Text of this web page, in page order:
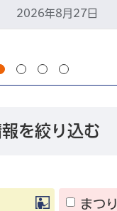
2026年8月27日
を絞り込む
まつり